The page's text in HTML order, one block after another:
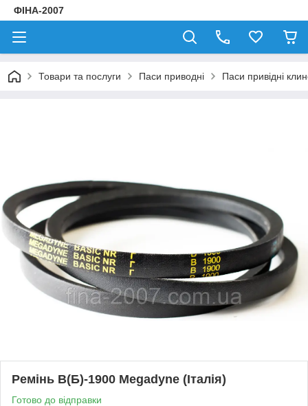
ФІНА-2007
Товари та послуги Паси приводні Паси привідні
Ремінь В(Б)-1900 Megadyne (Італія)
Готово до відправки